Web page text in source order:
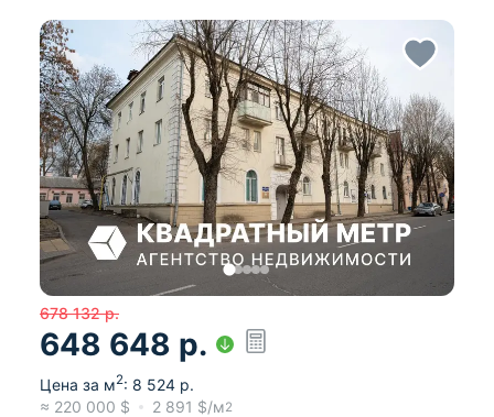
678 132 р.
648 648 р.
Цена за м2: 8 524 р.
≈ 220 000 $ 2 891 $/м2